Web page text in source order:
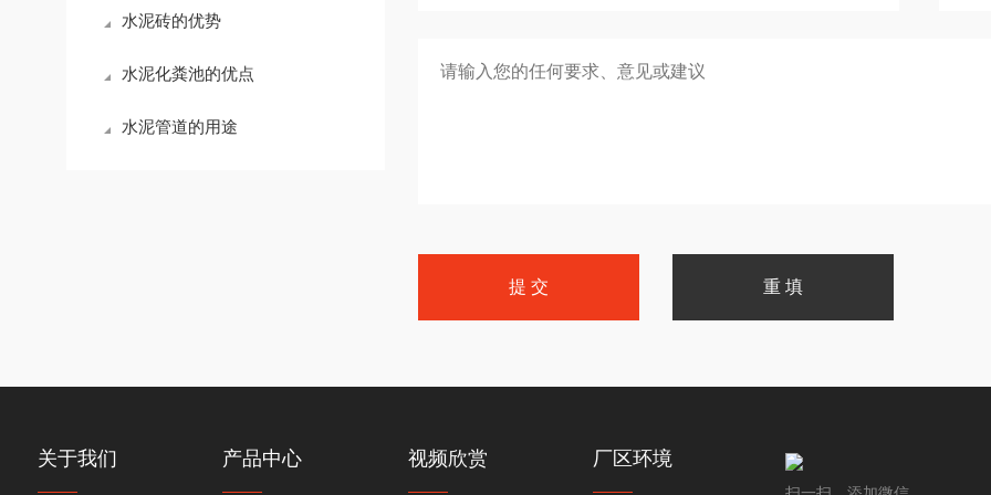
水泥砖的优势
水泥化粪池的优点
水泥管道的用途
关于我们 产品中心 视频欣赏 厂区环境